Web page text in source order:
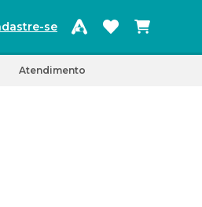
se
Atendimento